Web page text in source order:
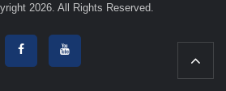
2026. All Rights Reserved.